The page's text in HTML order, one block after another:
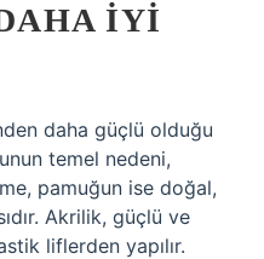
IYI
daha güçlü olduğu
temel nedeni,
pamuğun ise doğal,
Akrilik, güçlü ve
liflerden yapılır.